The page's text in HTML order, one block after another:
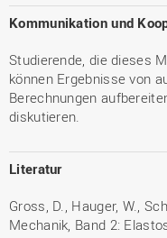
Kommunikation und
Studierende, die dieses
können Ergebnisse von
Berechnungen
diskutieren.
Literatur
Gross, D., Hauger, W.,
Mechanik, Band 2: